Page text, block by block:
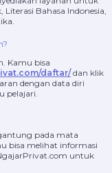
Literasi Bahasa Indonesia,
Kamu bisa
daftar/dan klik
dengan data diri
pelajari.
pada mata
bisa melihat informasi
untuk